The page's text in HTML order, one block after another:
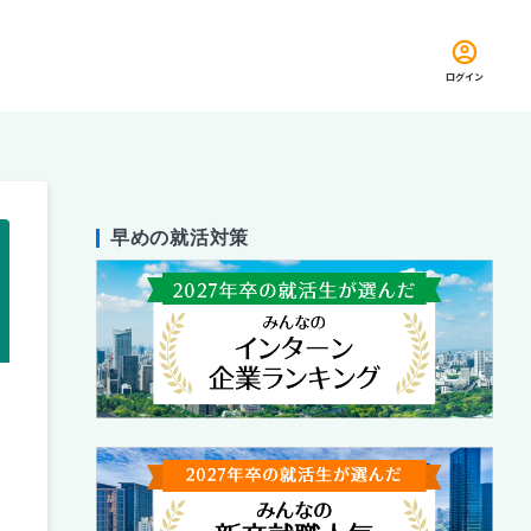
ログイン
早めの就活対策